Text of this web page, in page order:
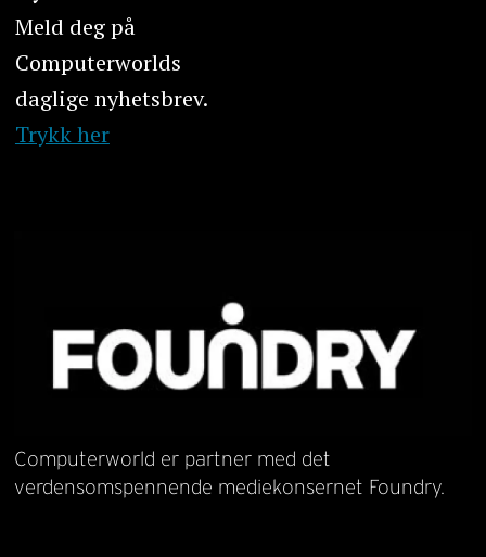
Meld deg på
Computerworlds
daglige nyhetsbrev.
Trykk her
Computerworld er partner med det
verdensomspennende mediekonsernet Foundry.